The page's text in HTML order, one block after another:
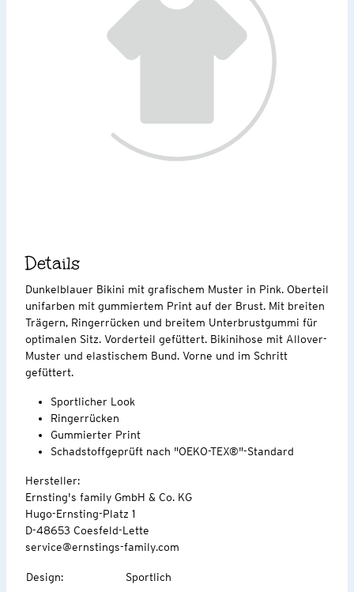
Details
Dunkelblauer Bikini mit grafischem Muster in Pink. Oberteil
unifarben mit gummiertem Print auf der Brust. Mit breiten
Trägern, Ringerrücken und breitem Unterbrustgummi für
optimalen Sitz. Vorderteil gefüttert. Bikinihose mit Allover-
Muster und elastischem Bund. Vorne und im Schritt
gefüttert.
Sportlicher Look
Ringerrücken
Gummierter Print
Schadstoffgeprüft nach "OEKO-TEX®"-Standard
Hersteller:
Ernsting's family GmbH & Co. KG
Hugo-Ernsting-Platz 1
D-48653 Coesfeld-Lette
service@ernstings-family.com
Design: Sportlich